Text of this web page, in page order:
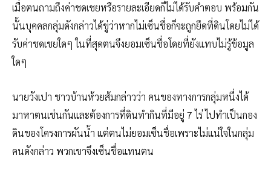
เมื่อตนถามถึงค่าชดเชยหรือรายละเอียดก็ไม่ได้รับคำตอบ พร้อมกัน
นั้นบุคคลกลุ่มดังกล่าวได้ขู่ว่าหากไม่เซ็นชื่อก็จะถูกยึดที่ดินโดยไม่ได้
รับค่าชดเชยใดๆ ในที่สุดตนจึงยอมเซ็นชื่อโดยที่ยังแทบไม่รู้ข้อมูล
ใดๆ
นายวังเปา ชาวบ้านห้วยส้มกล่าวว่า คนของทางการกลุ่มหนึ่งได้
มาหาตนเช่นกันและต้องการที่ดินทำกินที่มีอยู่ 7 ไร่ ไปทำเป็นกอง
ดินของโครงการผันน้ำ แต่ตนไม่ยอมเซ็นชื่อเพราะไม่แน่ใจในกลุ่ม
คนดังกล่าว พวกเขาจึงเซ็นชื่อแทนตน